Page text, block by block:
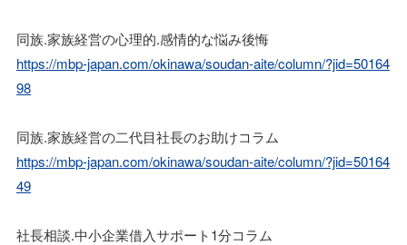
同族.家族経営の心理的.感情的な悩み後悔
https://mbp-japan.com/okinawa/soudan-aite/column/?jid=50164
98
同族.家族経営の二代目社長のお助けコラム
https://mbp-japan.com/okinawa/soudan-aite/column/?jid=50164
49
社長相談.中小企業借入サポート1分コラム